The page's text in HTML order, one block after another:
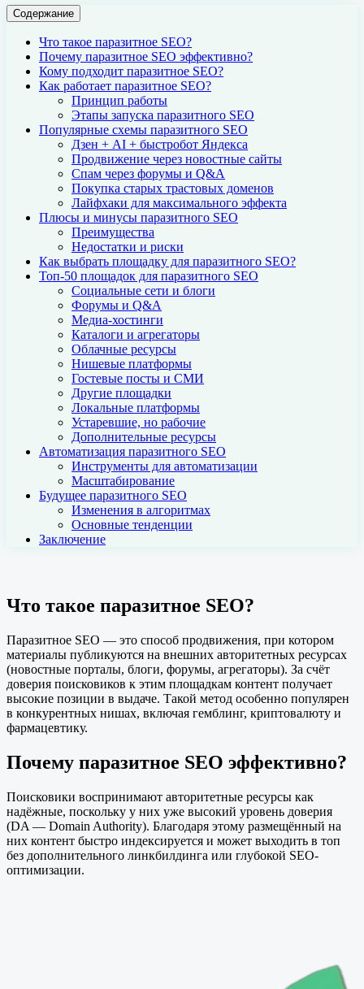
Содержание
Что такое паразитное SEO?
Почему паразитное SEO эффективно?
Кому подходит паразитное SEO?
Как работает паразитное SEO?
Принцип работы
Этапы запуска паразитного SEO
Популярные схемы паразитного SEO
Дзен + AI + быстробот Яндекса
Продвижение через новостные сайты
Спам через форумы и Q&A
Покупка старых трастовых доменов
Лайфхаки для максимального эффекта
Плюсы и минусы паразитного SEO
Преимущества
Недостатки и риски
Как выбрать площадку для паразитного SEO?
Топ-50 площадок для паразитного SEO
Социальные сети и блоги
Форумы и Q&A
Медиа-хостинги
Каталоги и агрегаторы
Облачные ресурсы
Нишевые платформы
Гостевые посты и СМИ
Другие площадки
Локальные платформы
Устаревшие, но рабочие
Дополнительные ресурсы
Автоматизация паразитного SEO
Инструменты для автоматизации
Масштабирование
Будущее паразитного SEO
Изменения в алгоритмах
Основные тенденции
Заключение
Что такое паразитное SEO?
Паразитное SEO — это способ продвижения, при котором
материалы публикуются на внешних авторитетных ресурсах
(новостные порталы, блоги, форумы, агрегаторы). За счёт
доверия поисковиков к этим площадкам контент получает
высокие позиции в выдаче. Такой метод особенно популярен
в конкурентных нишах, включая гемблинг, криптовалюту и
фармацевтику.
Почему паразитное SEO эффективно?
Поисковики воспринимают авторитетные ресурсы как
надёжные, поскольку у них уже высокий уровень доверия
(DA — Domain Authority). Благодаря этому размещённый на
них контент быстро индексируется и может выходить в топ
без дополнительного линкбилдинга или глубокой SEO-
оптимизации.